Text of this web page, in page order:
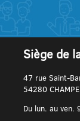
Siège de
47 rue Saint-
54280
Du lun. au